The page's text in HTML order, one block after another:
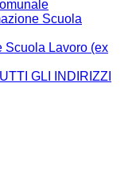
Scuola
Scuola Lavoro (ex
GLI INDIRIZZI